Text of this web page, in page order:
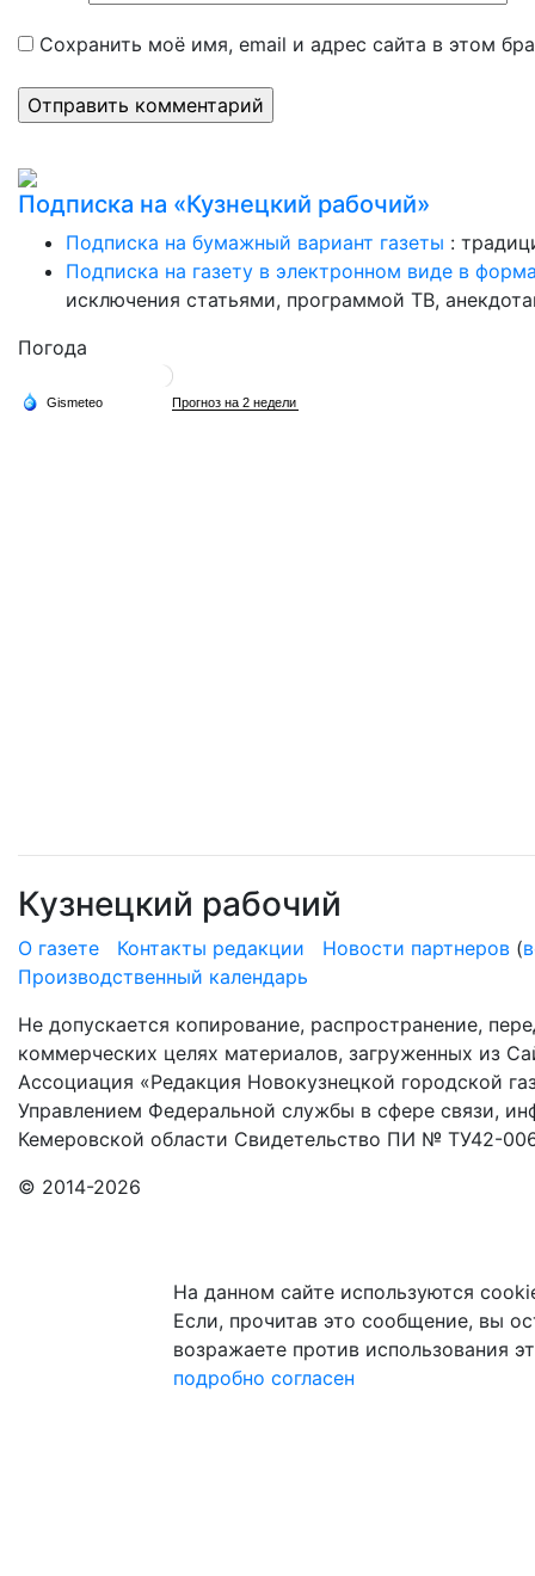
Сохранить моё имя, email и адрес сайта в этом
Подписка на «Кузнецкий рабочий»
Подписка на бумажный вариант газеты :
Подписка на газету в электронном виде в
исключения статьями, программой ТВ,
Погода
Кузнецкий рабочий
О газете Контакты редакции Новости партнеров (
Производственный календарь
Не допускается копирование, распространение,
коммерческих целях материалов, загруженных из
Ассоциация «Редакция Новокузнецкой городской
Управлением Федеральной службы в сфере связи,
Кемеровской области Свидетельство ПИ № ТУ42-
© 2014-2026
На данном сайте используются
Если, прочитав это сообщение, вы
возражаете против использования
подробно согласен